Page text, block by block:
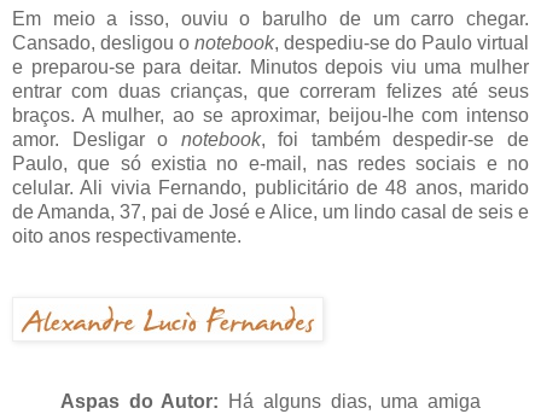
Em meio a isso, ouviu o barulho de um carro chegar.
Cansado, desligou o notebook, despediu-se do Paulo virtual
e preparou-se para deitar. Minutos depois viu uma mulher
entrar com duas crianças, que correram felizes até seus
braços. A mulher, ao se aproximar, beijou-lhe com intenso
amor. Desligar o notebook, foi também despedir-se de
Paulo, que só existia no e-mail, nas redes sociais e no
celular. Ali vivia Fernando, publicitário de 48 anos, marido
de Amanda, 37, pai de José e Alice, um lindo casal de seis e
oito anos respectivamente.
Aspas do Autor: Há alguns dias, uma amiga